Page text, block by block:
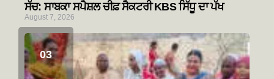
ਸੱਚ: ਸਾਬਕਾ ਸਪੈਸ਼ਲ ਚੀਫ਼ ਸੈਕਟਰੀ KBS ਸਿੱਧੂ ਦਾ ਪੱਖ
August 7, 2026